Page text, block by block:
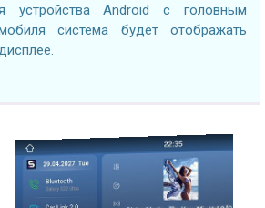
устройства Android с головным
система будет отображать
2.7GHZ CPU